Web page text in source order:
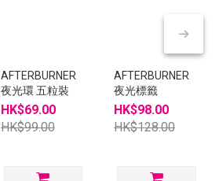
AFTERBURNER
夜光環 五粒裝
HK$69.00
HK$99.00
AFTERBURNER
夜光標籤
HK$98.00
HK$128.00